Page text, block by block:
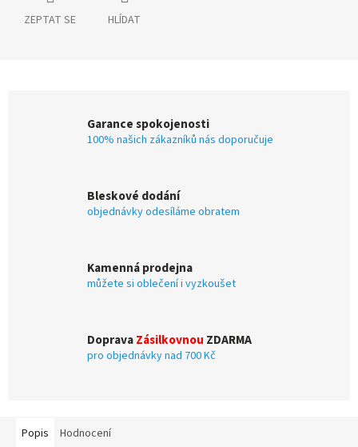
ZEPTAT SE HLÍDAT
Garance spokojenosti
100% našich zákazníků nás doporučuje
Bleskové dodání
objednávky odesíláme obratem
Kamenná prodejna
můžete si oblečení i vyzkoušet
DopravaZásilkovnou ZDARMA
pro objednávky nad 700 Kč
Popis Hodnocení